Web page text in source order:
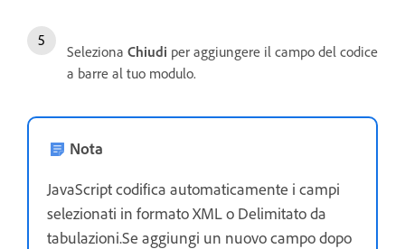
Seleziona Chiudi per aggiungere il campo del codice
a barre al tuo modulo.
Nota
JavaScript codifica automaticamente i campi
selezionati in formato XML o Delimitato da
tabulazioni.Se aggiungi un nuovo campo dopo